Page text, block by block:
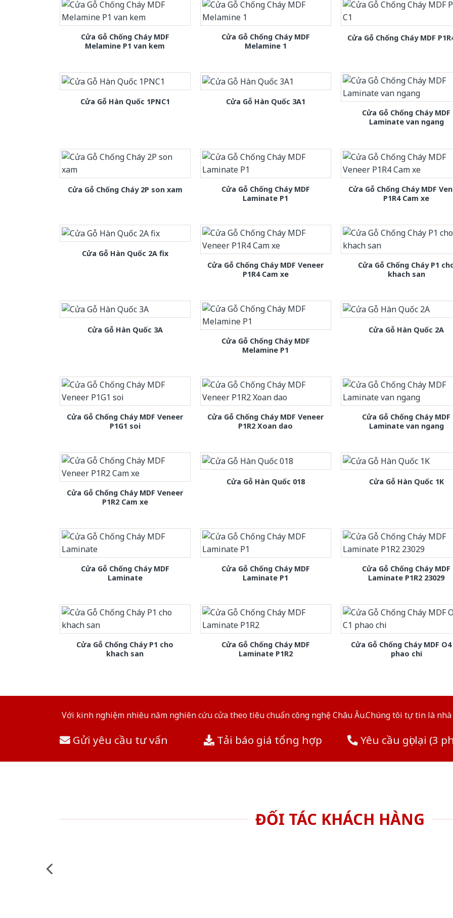
Cửa Gỗ Chống Cháy MDF
Melamine P1 van kem
Cửa Gỗ Chống Cháy MDF
Melamine 1
Cửa Gỗ Chống Cháy MDF
Cửa Gỗ Hàn Quốc 1PNC1
Cửa Gỗ Hàn Quốc 3A1
Cửa Gỗ Chống Cháy MDF
Laminate van ngang
Cửa Gỗ Chống Cháy 2P son xam
Cửa Gỗ Chống Cháy MDF
Laminate P1
Cửa Gỗ Chống Cháy MDF
P1R4 Cam xe
Cửa Gỗ Hàn Quốc 2A fix
Cửa Gỗ Chống Cháy MDF Veneer
P1R4 Cam xe
Cửa Gỗ Chống Cháy P1
khach san
Cửa Gỗ Hàn Quốc 3A
Cửa Gỗ Chống Cháy MDF
Melamine P1
Cửa Gỗ Hàn Quốc 2A
Cửa Gỗ Chống Cháy MDF Veneer
P1G1 soi
Cửa Gỗ Chống Cháy MDF Veneer
P1R2 Xoan dao
Cửa Gỗ Chống Cháy MDF
Laminate van ngang
Cửa Gỗ Chống Cháy MDF Veneer
P1R2 Cam xe
Cửa Gỗ Hàn Quốc 018 Cửa Gỗ Hàn Quốc 1K
Cửa Gỗ Chống Cháy MDF
Laminate
Cửa Gỗ Chống Cháy MDF
Laminate P1
Cửa Gỗ Chống Cháy MDF
Laminate P1R2 23029
Cửa Gỗ Chống Cháy P1 cho
khach san
Cửa Gỗ Chống Cháy MDF
Laminate P1R2
Cửa Gỗ Chống Cháy MDF O4
phao chi
Với kinh nghiệm nhiêu năm nghiên cứu cửa theo tiêu chuẩn công nghệ Châu Âu.Chúng tôi tự tin là
Gửi yêu cầu tư vấn Tải báo giá tổng hợp Yêu cầu gọi lại (3
ĐỐI TÁC KHÁCH HÀNG